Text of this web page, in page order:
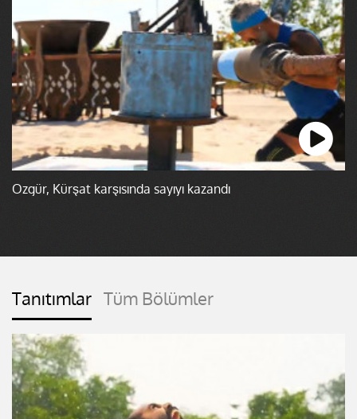
Özgür, Kürşat karşısında sayıyı kazandı
Tanıtımlar Tüm Bölümler